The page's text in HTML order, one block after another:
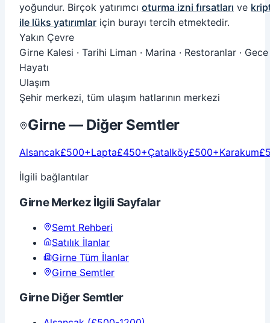
yoğundur. Birçok yatırımcı oturma izni fırsatları ve
ile lüks yatırımlar için burayı tercih etmektedir.
Yakın Çevre
Girne Kalesi · Tarihi Liman · Marina · Restoranlar · Gece
Hayatı
Ulaşım
Şehir merkezi, tüm ulaşım hatlarının merkezi
Girne — Diğer Semtler
Alsancak£500+Lapta£450+Çatalköy£500+Karakum£
İlgili bağlantılar
Girne Merkez İlgili Sayfalar
Semt Rehberi
Satılık İlanlar
Girne Tüm İlanlar
Girne Semtler
Girne Diğer Semtler